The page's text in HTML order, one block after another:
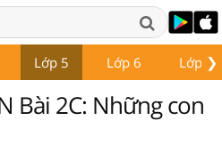
❯
Lớp 5 Lớp 6 Lớp 7
Bài 2C: Những con